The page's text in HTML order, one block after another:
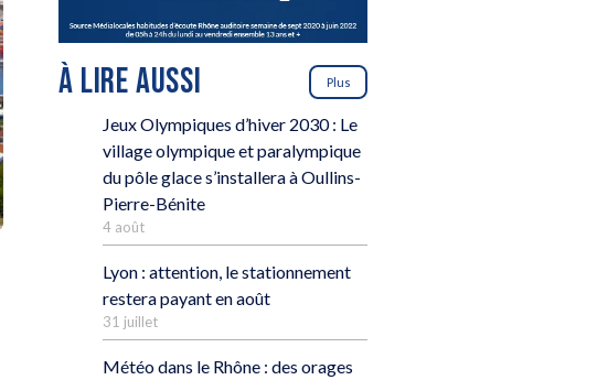
À LIRE AUSSI Plus
Jeux Olympiques d’hiver 2030 : Le
village olympique et paralympique
du pôle glace s’installera à Oullins-
Pierre-Bénite
4 août
Lyon : attention, le stationnement
restera payant en août
31 juillet
Météo dans le Rhône : des orages